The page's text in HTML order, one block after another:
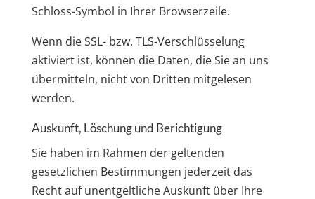
Schloss-Symbol in Ihrer Browserzeile.
Wenn die SSL- bzw. TLS-Verschlüsselung
aktiviert ist, können die Daten, die Sie an uns
übermitteln, nicht von Dritten mitgelesen
werden.
Auskunft, Löschung und Berichtigung
Sie haben im Rahmen der geltenden
gesetzlichen Bestimmungen jederzeit das
Recht auf unentgeltliche Auskunft über Ihre